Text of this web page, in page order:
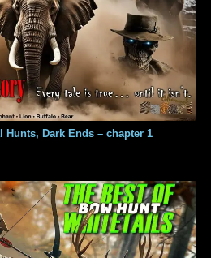
Hunts, Dark Ends – chapter 1